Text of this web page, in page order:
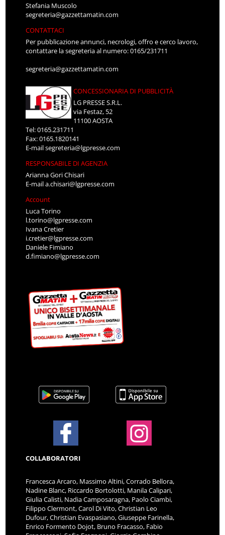
Stefania Muscolo
segreteria@gazzettamatin.com
CONTATTACI
Per pubblicazione annunci, necrologi, offro e cerco lavoro,
contattare la segreteria al numero: 0165/231711
segreteria@gazzettamatin.com
CONCESSIONARIA DI PUBBLICITÀ
LG PRESSE S.R.L.
via Festaz, 52
11100 AOSTA
Tel: 0165.231711
Fax: 0165.1820141
E-mailsegreteria@lgpresse.com
RESPONSABILE DI AGENZIA
Arianna Gori Chisari
E-maila.chisari@lgpresse.com
Account
Luca Torino
l.torino@lgpresse.com
Ivana Cretier
i.cretier@lgpresse.com
Daniele Fimiano
d.fimiano@lgpresse.com
COLLABORATORI
Francesca Arcaro, Massimo Altini, Corrado Bellora,
Nadine Blanc, Riccardo Bortolotti, Manila Calipari,
Giulia Calisti, Nadia Camposaragna, Paolo Ciambi,
Filippo Clermont, Carol Di Vito, Christian Leo
Dufour, Christian Evaspasiano, Giuseppe Farinella,
Enrico Formento Dojot, Bruno Fracasso, Fabio